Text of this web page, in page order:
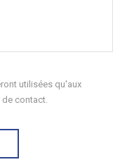
utilisées qu'aux
contact.